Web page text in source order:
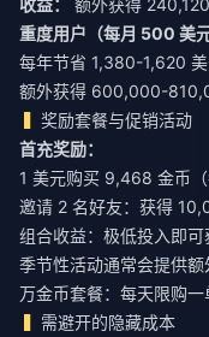
收益：
额外获得
重度用户（每月 500 美元
每年节省 1,380-1,620
额外获得 600,000-
奖励套餐与促销活动
首充奖励：
1 美元购买 9,468 金币
邀请 2 名好友：获得
组合收益：极低投入即
季节性活动通常会提供
万金币套餐：每天限购一
需避开的隐藏成本